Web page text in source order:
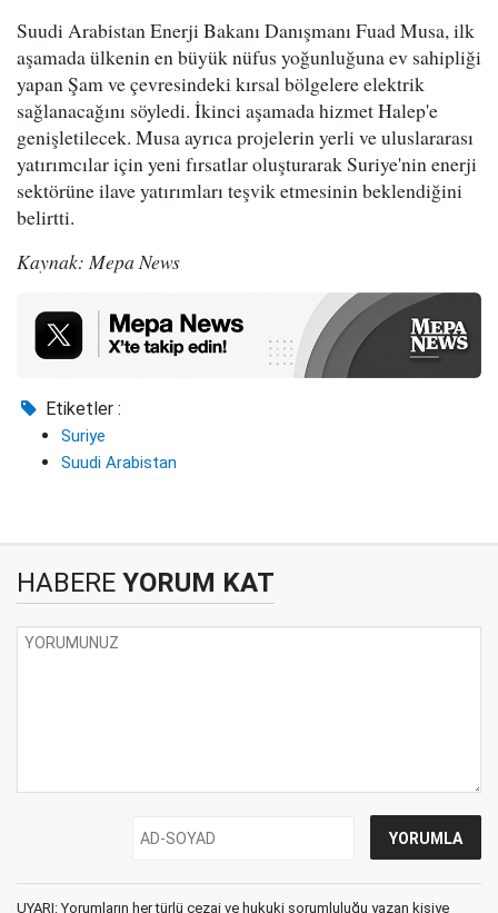
Suudi Arabistan Enerji Bakanı Danışmanı Fuad Musa, ilk
aşamada ülkenin en büyük nüfus yoğunluğuna ev sahipliği
yapan Şam ve çevresindeki kırsal bölgelere elektrik
sağlanacağını söyledi. İkinci aşamada hizmet Halep'e
genişletilecek. Musa ayrıca projelerin yerli ve uluslararası
yatırımcılar için yeni fırsatlar oluşturarak Suriye'nin enerji
sektörüne ilave yatırımları teşvik etmesinin beklendiğini
belirtti.
Kaynak: Mepa News
Etiketler :
Suriye
Suudi Arabistan
HABERE YORUM KAT
UYARI: Yorumların her türlü cezai ve hukuki sorumluluğu yazan kişiye